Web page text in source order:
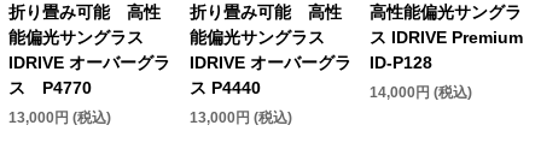
折り畳み可能 高性
能偏光サングラス
IDRIVE オーバーグラ
ス P4770
13,000円 (税込)
折り畳み可能 高性
能偏光サングラス
IDRIVE オーバーグラ
ス P4440
13,000円 (税込)
高性能偏光サングラ
ス IDRIVE Premium
ID-P128
14,000円 (税込)